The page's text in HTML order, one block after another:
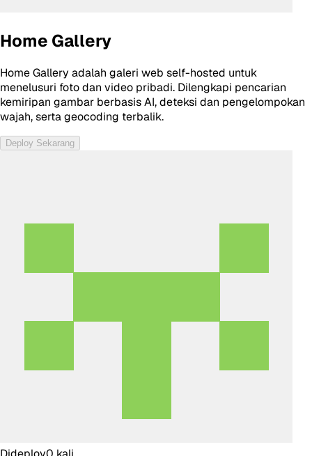
Home Gallery
Home Gallery adalah galeri web self-hosted untuk
menelusuri foto dan video pribadi. Dilengkapi pencarian
kemiripan gambar berbasis AI, deteksi dan pengelompokan
wajah, serta geocoding terbalik.
Deploy Sekarang